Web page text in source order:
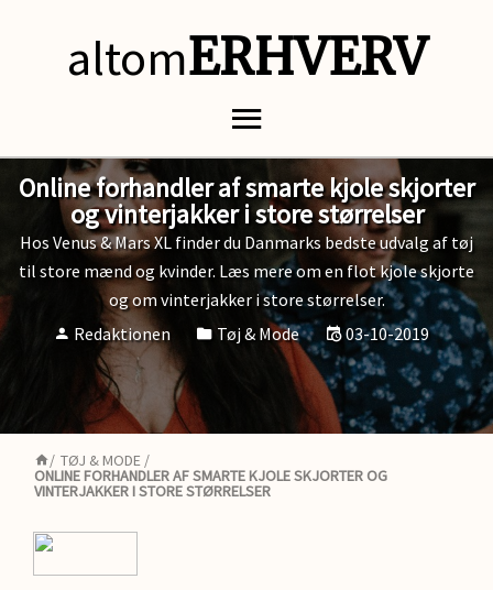
altomERHVERV
Online forhandler af smarte kjole skjorter
og vinterjakker i store størrelser
Hos Venus & Mars XL finder du Danmarks bedste udvalg af tøj
til store mænd og kvinder. Læs mere om en flot kjole skjorte
og om vinterjakker i store størrelser.
Redaktionen
Tøj & Mode 03-10-2019
/ TØJ & MODE /
ONLINE FORHANDLER AF SMARTE KJOLE SKJORTER OG
VINTERJAKKER I STORE STØRRELSER